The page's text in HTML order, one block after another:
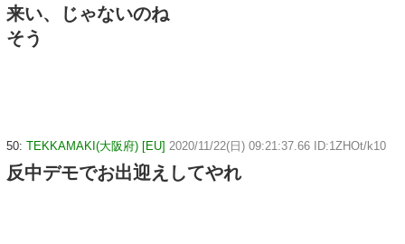
来い、じゃないのね
そう
50: TEKKAMAKI(大阪府) [EU] 2020/11/22(日) 09:21:37.66 ID:1ZHOt/k10
反中デモでお出迎えしてやれ